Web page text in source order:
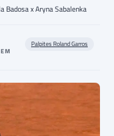
Badosa x Aryna Sabalenka
Palpites Roland Garros